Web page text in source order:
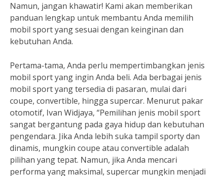
Namun, jangan khawatir! Kami akan memberikan
panduan lengkap untuk membantu Anda memilih
mobil sport yang sesuai dengan keinginan dan
kebutuhan Anda.
Pertama-tama, Anda perlu mempertimbangkan jenis
mobil sport yang ingin Anda beli. Ada berbagai jenis
mobil sport yang tersedia di pasaran, mulai dari
coupe, convertible, hingga supercar. Menurut pakar
otomotif, Ivan Widjaya, “Pemilihan jenis mobil sport
sangat bergantung pada gaya hidup dan kebutuhan
pengendara. Jika Anda lebih suka tampil sporty dan
dinamis, mungkin coupe atau convertible adalah
pilihan yang tepat. Namun, jika Anda mencari
performa yang maksimal, supercar mungkin menjadi